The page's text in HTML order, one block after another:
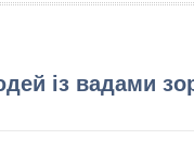
із вадами